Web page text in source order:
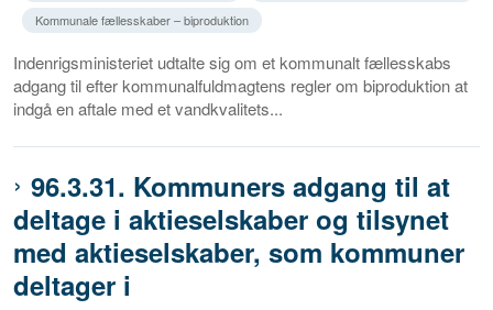
Kommunale fællesskaber – biproduktion
Indenrigsministeriet udtalte sig om et kommunalt fællesskabs
adgang til efter kommunalfuldmagtens regler om biproduktion at
indgå en aftale med et vandkvalitets...
96.3.31. Kommuners adgang til at
deltage i aktieselskaber og tilsynet
med aktieselskaber, som kommuner
deltager i